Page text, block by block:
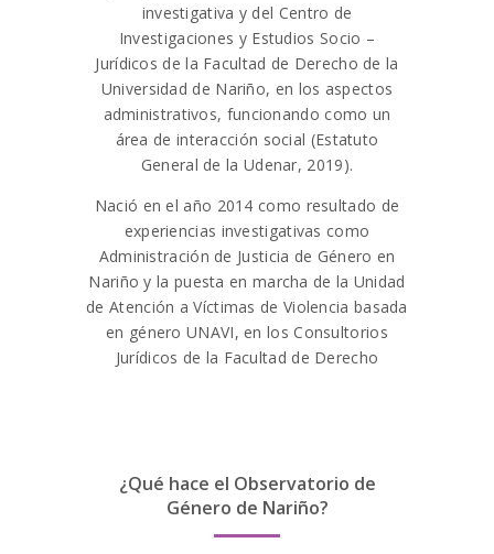
investigativa y del Centro de
Investigaciones y Estudios Socio –
Jurídicos de la Facultad de Derecho de la
Universidad de Nariño, en los aspectos
administrativos, funcionando como un
área de interacción social (Estatuto
General de la Udenar, 2019).
Nació en el año 2014 como resultado de
experiencias investigativas como
Administración de Justicia de Género en
Nariño y la puesta en marcha de la Unidad
de Atención a Víctimas de Violencia basada
en género UNAVI, en los Consultorios
Jurídicos de la Facultad de Derecho
relevantes, garantindo que os jogadores
possam jogar com confiança e
¿Qué hace el Observatorio de
Género de Nariño?